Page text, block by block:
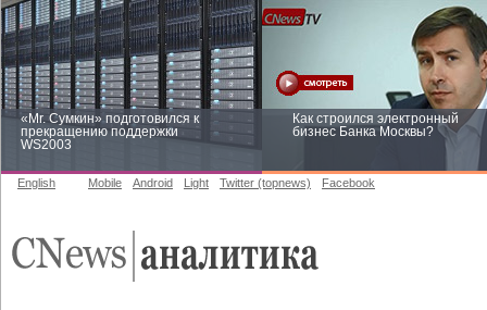
«Mr. Сумкин» подготовился к
прекращению поддержки
WS2003
Как строился электронный
бизнес Банка Москвы?
English Mobile Android Light Twitter (topnews) Facebook